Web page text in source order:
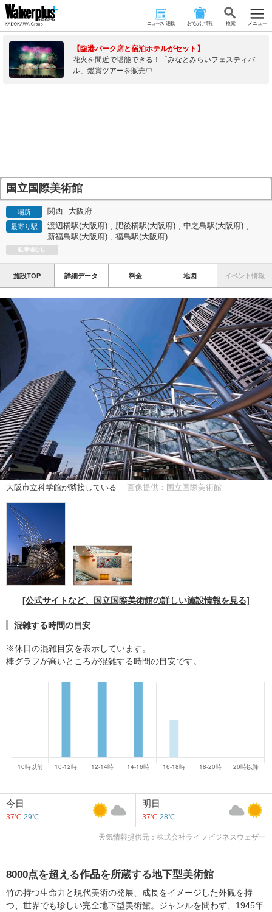
ニュース･連載 おでかけ情報 検 索 メニュー
【臨港パーク席と宿泊ホテルがセット】
花火を間近で堪能できる！「みなとみらいフェスティバ
ル」鑑賞ツアーを販売中
国立国際美術館
場所 関西 大阪府
最寄り駅 渡辺橋駅(大阪府) , 肥後橋駅(大阪府) , 中之島駅(大阪府) ,
新福島駅(大阪府) , 福島駅(大阪府)
駐車場なし
施設TOP 詳細データ 料金 地図 イベント情報
大阪市立科学館が隣接している 画像提供：国立国際美術館
[公式サイトなど、国立国際美術館の詳しい施設情報を見る]
混雑する時間の目安
※休日の混雑目安を表示しています。
棒グラフが高いところが混雑する時間の目安です。
今日
37℃ 29℃
明日
37℃ 28℃
天気情報提供元：株式会社ライフビジネスウェザー
8000点を超える作品を所蔵する地下型美術館
竹の持つ生命力と現代美術の発展、成長をイメージした外観を持
つ、世界でも珍しい完全地下型美術館。ジャンルを問わず、1945年